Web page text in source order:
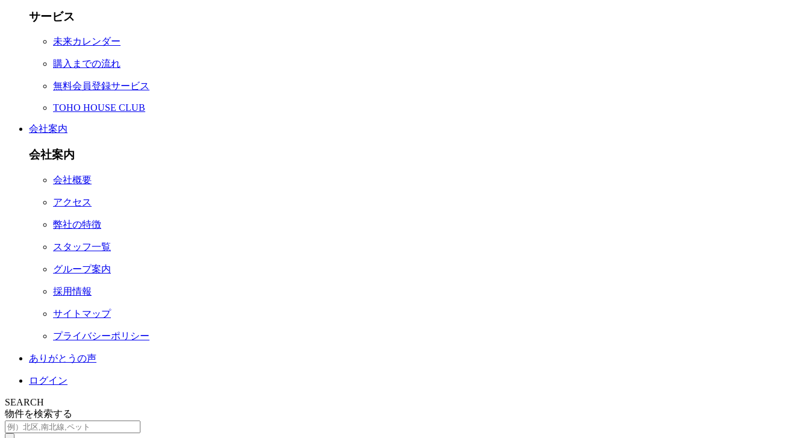
サービス
未来カレンダー
購入までの流れ
無料会員登録サービス
TOHO HOUSE CLUB
会社案内
会社案内
会社概要
アクセス
弊社の特徴
スタッフ一覧
グループ案内
採用情報
サイトマップ
プライバシーポリシー
ありがとうの声
ログイン
SEARCH
物件を検索する